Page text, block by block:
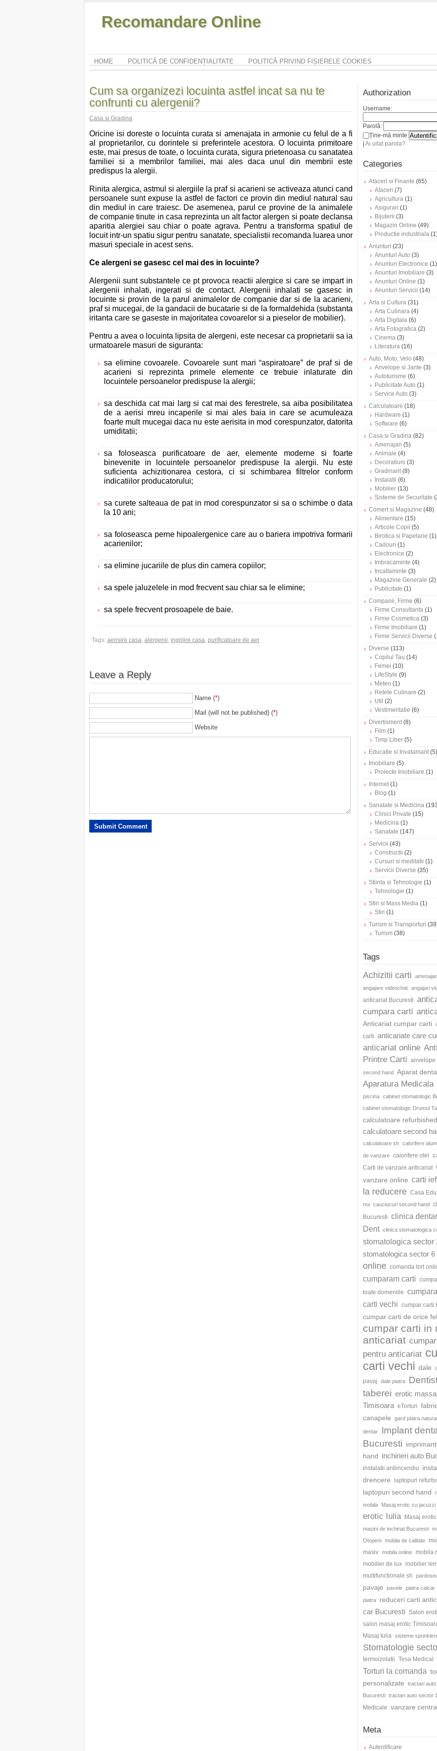
Recomandare Online
HOME POLITICĂ DE CONFIDENȚIALITATE POLITICĂ PRIVIND FIȘIERELE COOKIES
Cum sa organizezi locuinta astfel incat sa nu te
confrunti cu alergenii?
Casa si Gradina
Oricine isi doreste o locuinta curata si amenajata in armonie cu felul de a fi
al proprietarilor, cu dorintele si preferintele acestora. O locuinta primitoare
este, mai presus de toate, o locuinta curata, sigura prietenoasa cu sanatatea
familiei si a membrilor familiei, mai ales daca unul din membrii este
predispus la alergii.
Rinita alergica, astmul si alergiile la praf si acarieni se activeaza atunci cand
persoanele sunt expuse la astfel de factori ce provin din mediul natural sau
din mediul in care traiesc. De asemenea, parul ce provine de la animalele
de companie tinute in casa reprezinta un alt factor alergen si poate declansa
aparitia alergiei sau chiar o poate agrava. Pentru a transforma spatiul de
locuit intr-un spatiu sigur pentru sanatate, specialistii recomanda luarea unor
masuri speciale in acest sens.
Ce alergeni se gasesc cel mai des in locuinte?
Alergenii sunt substantele ce pt provoca reactii alergice si care se impart in
alergenii inhalati, ingerati si de contact. Alergenii inhalati se gasesc in
locuinte si provin de la parul animalelor de companie dar si de la acarieni,
praf si mucegai, de la gandacii de bucatarie si de la formaldehida (substanta
iritanta care se gaseste in majoritatea covoarelor si a pieselor de mobilier).
Pentru a avea o locuinta lipsita de alergeni, este necesar ca proprietarii sa ia
urmatoarele masuri de siguranta:
sa elimine covoarele. Covoarele sunt mari “aspiratoare” de praf si de
acarieni si reprezinta primele elemente ce trebuie inlaturate din
locuintele persoanelor predispuse la alergii;
sa deschida cat mai larg si cat mai des ferestrele, sa aiba posibilitatea
de a aerisi mreu incaperile si mai ales baia in care se acumuleaza
foarte mult mucegai daca nu este aerisita in mod corespunzator, datorita
umiditatii;
sa foloseasca purificatoare de aer, elemente moderne si foarte
binevenite in locuintele persoanelor predispuse la alergii. Nu este
suficienta achizitionarea cestora, ci si schimbarea filtrelor conform
indicatiilor producatorului;
sa curete salteaua de pat in mod corespunzator si sa o schimbe o data
la 10 ani;
sa foloseasca perne hipoalergenice care au o bariera impotriva formarii
acarienilor;
sa elimine jucariile de plus din camera copiilor;
sa spele jaluzelele in mod frecvent sau chiar sa le elimine;
sa spele frecvent prosoapele de baie.
Tags: aerisire casa, alergenii, ingrijire casa, purificatoare de aer
Leave a Reply
Name (*)
Mail (will not be published) (*)
Website
Authorization
Username:
Parolă:
Ține-mă minte
Ai uitat parola?
Categories
Afaceri si Finante (65)
Afaceri (7)
Agricultura (1)
Asigurari (1)
Bijuterii (3)
Magazin Online (49)
Productie industriala
Anunturi (23)
Anunturi Auto (3)
Anunturi Electronice (1)
Anunturi Imobiliare (3)
Anunturi Online (1)
Anunturi Servicii (14)
Arta si Cultura (31)
Arta Culinara (4)
Arta Digitala (6)
Arta Fotografica (2)
Cinema (3)
Literatura (16)
Auto, Moto, Velo (48)
Anvelope si Jante (3)
Autoturisme (6)
Publicitate Auto (1)
Service Auto (3)
Calculatoare (18)
Hardware (1)
Software (6)
Casa si Gradina (82)
Amenajari (5)
Animale (4)
Decoratiuni (3)
Gradinarit(8)
Instalatii (6)
Mobilier (13)
Sisteme de Securitate
Comert si Magazine (48)
Alimentare (15)
Articole Copii (5)
Birotica si Papetarie (1)
Cadouri (1)
Electronice (2)
Imbracaminte (4)
Incaltaminte (3)
Magazine Generale (2)
Publicitate (1)
Companii, Firme (6)
Firme Consultanta (1)
Firme Cosmetica (3)
Firme Imobiliare (1)
Firme Servicii Diverse
Diverse (113)
Copilul Tau (14)
Femei (10)
LifeStyle (9)
Meteo (1)
Retete Culinare (2)
Util (2)
Vestimentatie (6)
Divertisment(8)
Film (1)
Timp Liber (5)
Educatie si Invatamant(5)
Imobiliare (5)
Proiecte Imobiliare (1)
Internet(1)
Blog (1)
Sanatate si Medicina
Clinici Private (15)
Medicina (1)
Sanatate (147)
Servicii (43)
Constructii (2)
Cursuri si meditatii (1)
Servicii Diverse (35)
Stiinta si Tehnologie (1)
Tehnologie (1)
Stiri si Mass Media (1)
Stiri (1)
Turism si Transporturi
Turism (38)
Tags
Achizitii carti
angajare videochat angajari
anticariat Bucuresti
cumpara carti
Anticariat cumpar carti
carti anticariate care
anticariat online
Printre Carti anvelope
second hand Aparat
Aparatura Medicala
piscina cabinet stomatologic
cabinet stomatologic Drumul
calculatoare refurbished
calculatoare second
calculatoare sh calorifere
de vanzare calorifere otel
Carti de vanzare anticariat
vanzare online carti
la reducere Casa
noi cauciucuri second hand
Bucuresti clinica
Dent clinica stomatologica
stomatologica sector
stomatologica sector 6
online comanda tort
cumparam carti
toate domeniile
carti vechi cumpar carti
cumpar carti de orice fel
cumpar carti in
anticariat
pentru anticariat
carti vechi dale
pavaj dale piatra
taberei erotic
Timisoara eTorturi
canapele
gard piatra
dentar
Implant
Bucuresti
hand inchirieri auto
instalatii antiincendiu
drencere
laptopuri
laptopuri second hand
mobila Masaj erotic cu jacuzzi
erotic Iulia Masaj
masini de inchiriat Bucuresti
Otopeni mobila de calitate
masiv mobila online
mobila
mobilier de lux mobilier
multifunctionale sh
pavaje pavele piatra calcar
piatra reduceri carti
car Bucuresti Salon
salon masaj erotic
Masaj Iulia sisteme
Stomatologie
termoizolatii Tesa Medical
Torturi la comanda
personalizate
tractari auto
Bucuresti tractari auto sector
Medicale vanzare
Meta
Autentificare